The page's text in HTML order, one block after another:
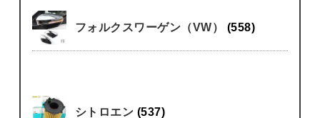
フォルクスワーゲン（VW） (558)
シトロエン (537)